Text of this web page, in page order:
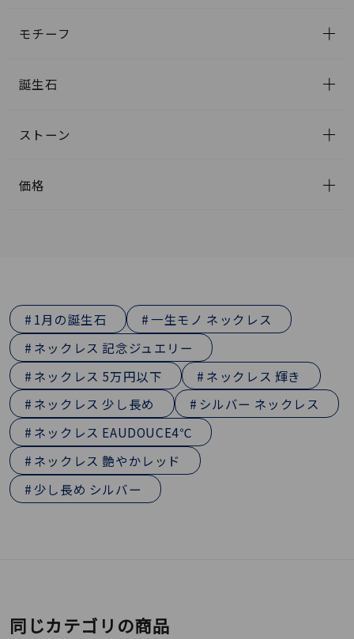
モチーフ
誕生石
ストーン
価格
1月の誕生石
一生モノ ネックレス
ネックレス 記念ジュエリー
ネックレス 5万円以下
ネックレス 輝き
ネックレス 少し長め
シルバー ネックレス
ネックレス EAUDOUCE4℃
ネックレス 艶やかレッド
少し長め シルバー
同じカテゴリの商品